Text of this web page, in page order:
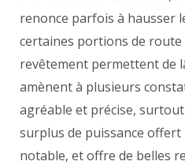
renonce parfois à hausser
certaines portions de route
revêtement permettent de
amènent à plusieurs
agréable et précise,
surplus de puissance offert
notable, et offre de belles